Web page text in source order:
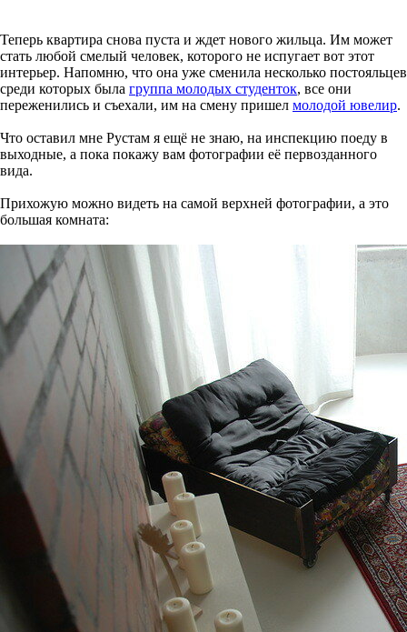
Теперь квартира снова пуста и ждет нового жильца. Им может
стать любой смелый человек, которого не испугает вот этот
интерьер. Напомню, что она уже сменила несколько постояльцев
среди которых была группа молодых студенток, все они
переженились и съехали, им на смену пришел молодой ювелир.
Что оставил мне Рустам я ещё не знаю, на инспекцию поеду в
выходные, а пока покажу вам фотографии её первозданного
вида.
Прихожую можно видеть на самой верхней фотографии, а это
большая комната: